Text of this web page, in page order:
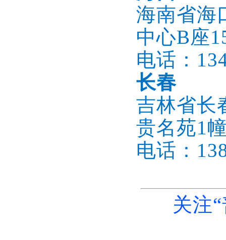
海南省海
中心B座
电话：
长春
吉林省长
贵名苑1
电话：
关注